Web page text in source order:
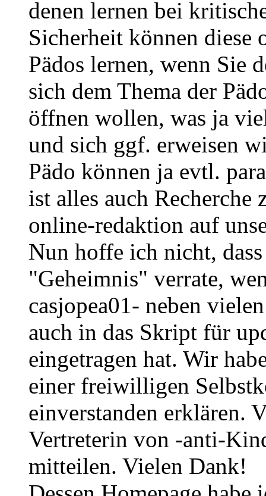
denen lernen bei
Sicherheit können diese
Pädos lernen, wenn Sie
sich dem Thema der
öffnen wollen, was ja
und sich ggf. erweisen
Pädo können ja evtl.
ist alles auch Recherche
online-redaktion auf
Nun hoffe ich nicht,
"Geheimnis" verrate,
casjopea01- neben
auch in das Skript für
eingetragen hat. Wir
einer freiwilligen
einverstanden erklären.
Vertreterin von -anti-
mitteilen. Vielen Dank!